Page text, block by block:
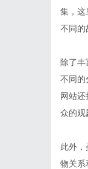
集，这
不同的
除了
不同的
网站
众的观
此外
物关系